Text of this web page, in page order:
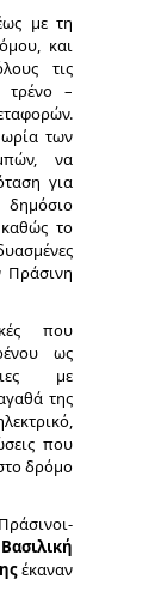
με τη
και
τις
τρένο –
των
να
για
το
Πράσινη
που
ως
με
της
που
δρόμο
Βασιλική
έκαναν